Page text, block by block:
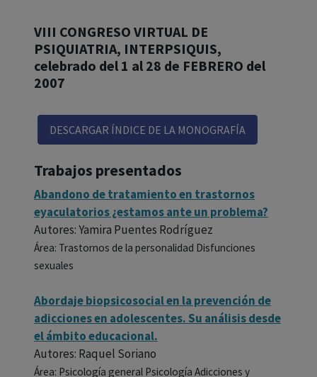
VIII CONGRESO VIRTUAL DE
PSIQUIATRIA, INTERPSIQUIS,
celebrado del 1 al 28 de FEBRERO del
2007
DESCARGAR ÍNDICE DE LA MONOGRAFÍA
Trabajos presentados
Abandono de tratamiento en trastornos
eyaculatorios ¿estamos ante un problema?
Autores: Yamira Puentes Rodríguez
Área: Trastornos de la personalidad Disfunciones
sexuales
Abordaje biopsicosocial en la prevención de
adicciones en adolescentes. Su análisis desde
el ámbito educacional.
Autores: Raquel Soriano
Área: Psicología general Psicología Adicciones y